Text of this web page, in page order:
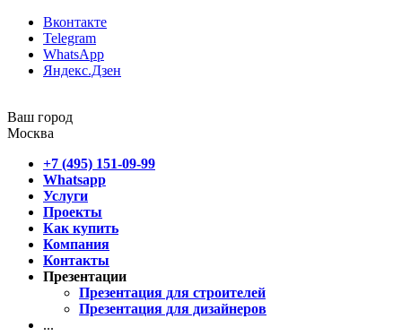
Вконтакте
Telegram
WhatsApp
Яндекс.Дзен
Ваш город
Москва
+7 (495) 151-09-99
Whatsapp
Услуги
Проекты
Как купить
Компания
Контакты
Презентации
Презентация для строителей
Презентация для дизайнеров
...